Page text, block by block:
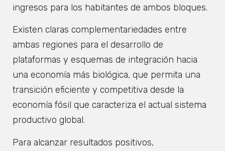
ingresos para los habitantes de ambos bloques.
Existen claras complementariedades entre
ambas regiones para el desarrollo de
plataformas y esquemas de integración hacia
una economía más biológica, que permita una
transición eficiente y competitiva desde la
economía fósil que caracteriza el actual sistema
productivo global.
Para alcanzar resultados positivos,